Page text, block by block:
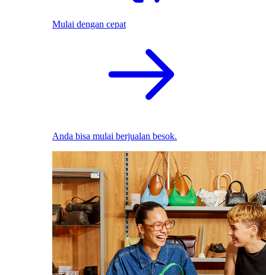
Mulai dengan cepat
Anda bisa mulai berjualan besok.